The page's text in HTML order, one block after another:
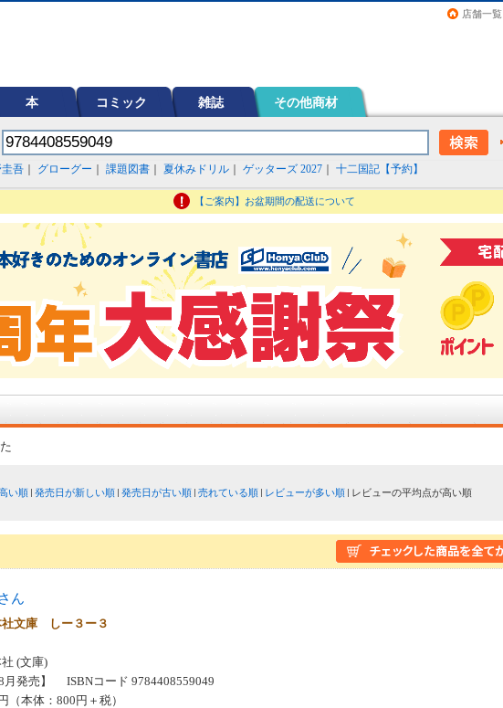
店舗一覧
本 コミック 雑誌 その他商材
吾 グローグー 課題図書 夏休みドリル ゲッターズ 2027 十二国記【予約】
【ご案内】お盆期間の配送について
い順 発売日が新しい順 発売日が古い順 売れている順 レビューが多い順
レビューの平均点が高い順
ん
社文庫 しー３ー３
(文庫)
月発売】 ISBNコード 9784408559049
（本体：800円＋税）